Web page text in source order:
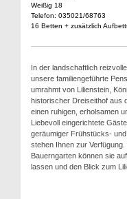
Weißig 18
Telefon: 035021/68763
16 Betten + zusätzlich
In der landschaftlich
unsere familiengeführte
umrahmt von Lilienstein,
historischer Dreiseithof aus
einen ruhigen, erholsamen
Liebevoll eingerichtete
geräumiger Frühstücks-
stehen Ihnen zur
Bauerngarten können sie
lassen und den Blick zum